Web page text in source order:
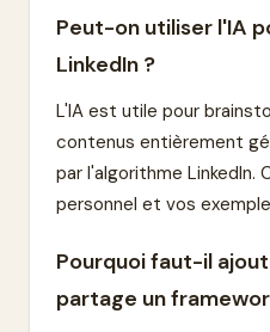
Peut-on utiliser l'IA
LinkedIn ?
L'IA est utile pour
contenus entièrement
par l'algorithme
personnel et vos
Pourquoi faut-il
partage un